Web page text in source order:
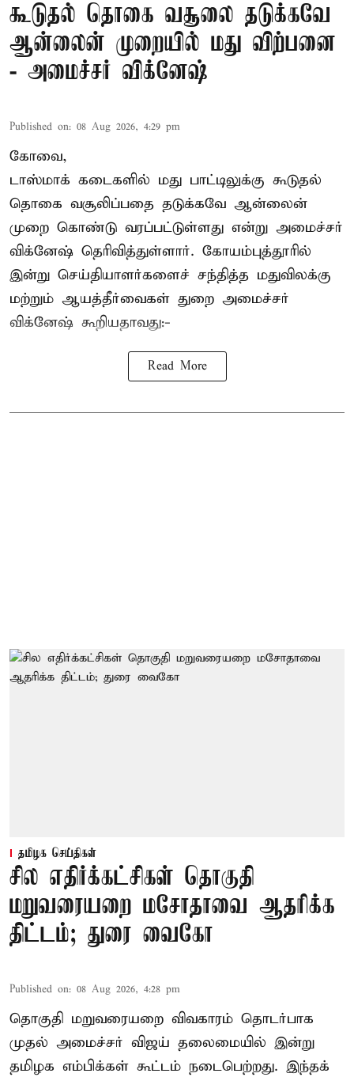
கூடுதல் தொகை வசூலை தடுக்கவே
ஆன்லைன் முறையில் மது விற்பனை
- அமைச்சர் விக்னேஷ்
Published on: 08 Aug 2026, 4:29 pm
கோவை,
டாஸ்மாக் கடைகளில் மது பாட்டிலுக்கு கூடுதல்
தொகை வசூலிப்பதை தடுக்கவே ஆன்லைன்
முறை கொண்டு வரப்பட்டுள்ளது என்று அமைச்சர்
விக்னேஷ் தெரிவித்துள்ளார். கோயம்புத்தூரில்
இன்று செய்தியாளர்களைச் சந்தித்த மதுவிலக்கு
மற்றும் ஆயத்தீர்வைகள் துறை அமைச்சர்
விக்னேஷ் கூறியதாவது:-
Read More
தமிழக செய்திகள்
சில எதிர்க்கட்சிகள் தொகுதி
மறுவரையறை மசோதாவை ஆதரிக்க
திட்டம்; துரை வைகோ
Published on: 08 Aug 2026, 4:28 pm
தொகுதி மறுவரையறை விவகாரம் தொடர்பாக
முதல் அமைச்சர் விஜய் தலைமையில் இன்று
தமிழக எம்பிக்கள் கூட்டம் நடைபெற்றது. இந்தக்